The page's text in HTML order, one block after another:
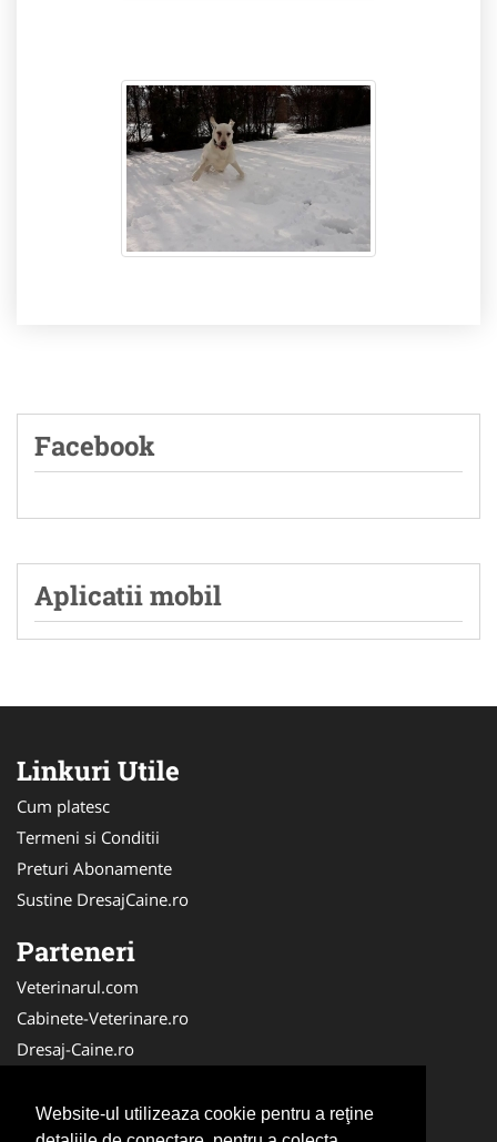
Website-ul utilizeaza cookie pentru a reţine
Facebook
Aplicatii mobil
Linkuri Utile
Cum platesc
Termeni si Conditii
Preturi Abonamente
Sustine DresajCaine.ro
Parteneri
Veterinarul.com
Cabinete-Veterinare.ro
Dresaj-Caine.ro
Medic-Bun.com